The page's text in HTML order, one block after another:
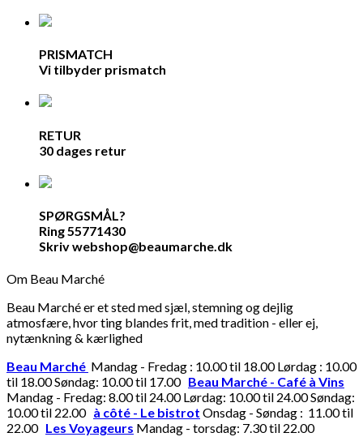
PRISMATCH
Vi tilbyder prismatch
RETUR
30 dages retur
SPØRGSMÅL?
Ring 55771430
Skriv webshop@beaumarche.dk
Om Beau Marché
Beau Marché er et sted med sjæl, stemning og dejlig
atmosfære, hvor ting blandes frit, med tradition - eller ej,
nytænkning & kærlighed
Beau Marché Mandag - Fredag : 10.00 til 18.00 Lørdag : 10.00
til 18.00 Søndag: 10.00 til 17.00 Beau Marché - Café à Vins
Mandag - Fredag: 8.00 til 24.00 Lørdag: 10.00 til 24.00 Søndag:
10.00 til 22.00 à côté - Le bistrot Onsdag - Søndag : 11.00 til
22.00 Les Voyageurs Mandag - torsdag: 7.30 til 22.00